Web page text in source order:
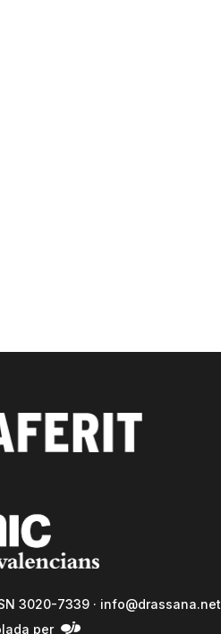
3020-7339 · info@drassana.net
per